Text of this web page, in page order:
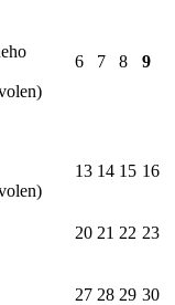
6 7 8 9
13 14 15 16
20 21 22 23
27 28 29 30